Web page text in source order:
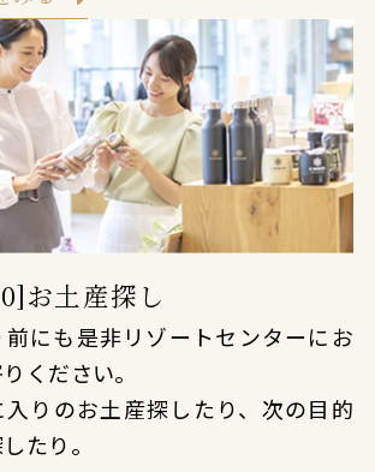
お土産探し
前にも是非リゾートセンターにお
ください。
入りのお土産探したり、次の目的
たり。